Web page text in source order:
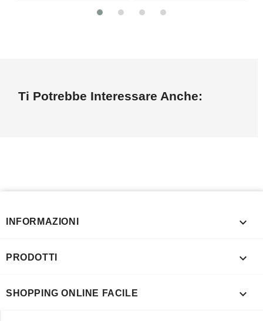
Ti Potrebbe Interessare Anche:
INFORMAZIONI 
PRODOTTI 
SHOPPING ONLINE FACILE 